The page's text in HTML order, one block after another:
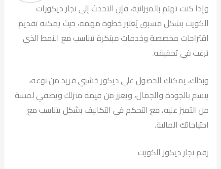
وإذا كنت تهتم بالميزانية، فإن التحدث إلى نجار ديكورات
الكويت بشكل مسبق يُعتبر خطوة مهمة، حيث يمكنه تقديم
اقتراحات مخصصة وخدمات مبتكرة تتناسب مع النمط الذي
ترغب في تحقيقه.
وبذلك، يمكنك الحصول على ديكور خشبي فريد من نوعه،
يتسم بالجودة والجمال، ويعزز من قيمة منزلك ويضفي لمسة
من التميز عليه، مع التحكم في التكاليف بشكل يتناسب مع
احتياجاتك المالية.
رقم نجار ديكور الكويت